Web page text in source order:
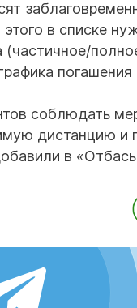
в списке
(частичное/
соблюдать
дистанцию и
в